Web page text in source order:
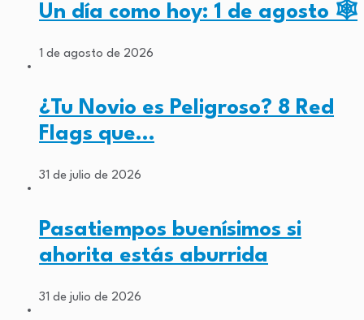
Un día como hoy: 1 de agosto 🕸️
1 de agosto de 2026
¿Tu Novio es Peligroso? 8 Red
Flags que…
31 de julio de 2026
Pasatiempos buenísimos si
ahorita estás aburrida
31 de julio de 2026